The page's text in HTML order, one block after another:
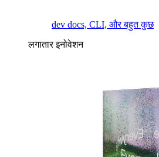
dev docs, CLI, और बहुत कुछ
लगातार इनोवेशन